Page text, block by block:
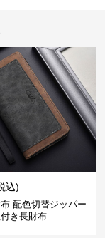
込)
配色切替ジッパー
き長財布